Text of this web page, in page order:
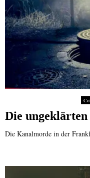
Die
Die Kanalmorde in der